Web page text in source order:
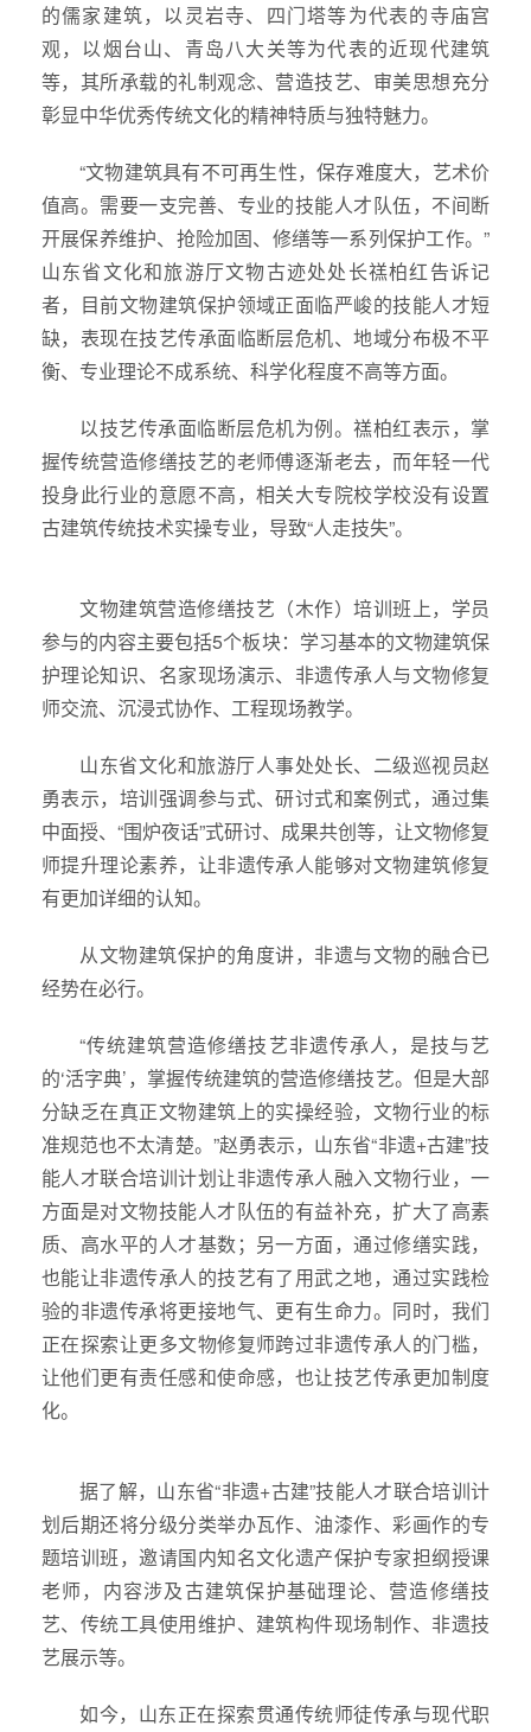
的儒家建筑，以灵岩寺、四门塔等为代表的寺庙宫
观，以烟台山、青岛八大关等为代表的近现代建筑
等，其所承载的礼制观念、营造技艺、审美思想充分
彰显中华优秀传统文化的精神特质与独特魅力。
“文物建筑具有不可再生性，保存难度大，艺术价
值高。需要一支完善、专业的技能人才队伍，不间断
开展保养维护、抢险加固、修缮等一系列保护工作。”
山东省文化和旅游厅文物古迹处处长禚柏红告诉记
者，目前文物建筑保护领域正面临严峻的技能人才短
缺，表现在技艺传承面临断层危机、地域分布极不平
衡、专业理论不成系统、科学化程度不高等方面。
以技艺传承面临断层危机为例。禚柏红表示，掌
握传统营造修缮技艺的老师傅逐渐老去，而年轻一代
投身此行业的意愿不高，相关大专院校学校没有设置
古建筑传统技术实操专业，导致“人走技失”。
文物建筑营造修缮技艺（木作）培训班上，学员
参与的内容主要包括5个板块：学习基本的文物建筑保
护理论知识、名家现场演示、非遗传承人与文物修复
师交流、沉浸式协作、工程现场教学。
山东省文化和旅游厅人事处处长、二级巡视员赵
勇表示，培训强调参与式、研讨式和案例式，通过集
中面授、“围炉夜话”式研讨、成果共创等，让文物修复
师提升理论素养，让非遗传承人能够对文物建筑修复
有更加详细的认知。
从文物建筑保护的角度讲，非遗与文物的融合已
经势在必行。
“传统建筑营造修缮技艺非遗传承人，是技与艺
的‘活字典’，掌握传统建筑的营造修缮技艺。但是大部
分缺乏在真正文物建筑上的实操经验，文物行业的标
准规范也不太清楚。”赵勇表示，山东省“非遗+古建”技
能人才联合培训计划让非遗传承人融入文物行业，一
方面是对文物技能人才队伍的有益补充，扩大了高素
质、高水平的人才基数；另一方面，通过修缮实践，
也能让非遗传承人的技艺有了用武之地，通过实践检
验的非遗传承将更接地气、更有生命力。同时，我们
正在探索让更多文物修复师跨过非遗传承人的门槛，
让他们更有责任感和使命感，也让技艺传承更加制度
化。
据了解，山东省“非遗+古建”技能人才联合培训计
划后期还将分级分类举办瓦作、油漆作、彩画作的专
题培训班，邀请国内知名文化遗产保护专家担纲授课
老师，内容涉及古建筑保护基础理论、营造修缮技
艺、传统工具使用维护、建筑构件现场制作、非遗技
艺展示等。
如今，山东正在探索贯通传统师徒传承与现代职